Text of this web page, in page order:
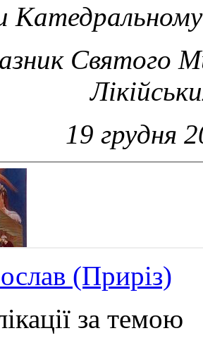
Катедральному
Святого
19 грудня
(Приріз)
за темою